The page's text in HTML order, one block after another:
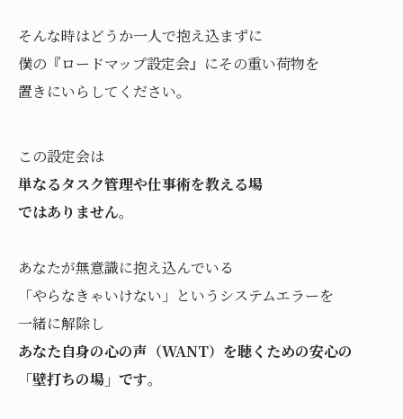
そんな時はどうか一人で抱え込まずに
僕の『ロードマップ設定会』にその重い荷物を
置きにいらしてください。
この設定会は
単なるタスク管理や仕事術を教える場
ではありません。
あなたが無意識に抱え込んでいる
「やらなきゃいけない」というシステムエラーを
一緒に解除し
あなた自身の心の声（WANT）を聴くための安心の
「壁打ちの場」です。